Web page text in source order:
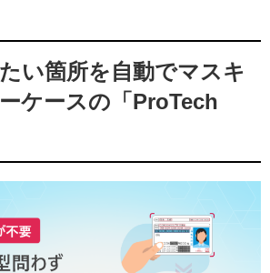
い箇所を自動でマスキ
ケースの「ProTech